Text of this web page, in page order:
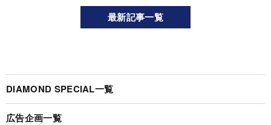
最新記事一覧
DIAMOND SPECIAL一覧
広告企画一覧